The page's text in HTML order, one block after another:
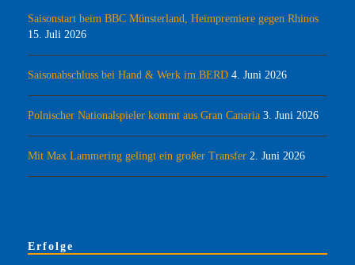
Saisonstart beim BBC Münsterland, Heimpremiere gegen Rhinos
15. Juli 2026
Saisonabschluss bei Hand & Werk im BERD 4. Juni 2026
Polnischer Nationalspieler kommt aus Gran Canaria 3. Juni 2026
Mit Max Lammering gelingt ein großer Transfer 2. Juni 2026
Erfolge